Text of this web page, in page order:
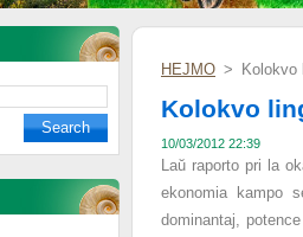
HEJMO > Kolokvo
Kolokvo
10/03/2012 22:39
Laŭ raporto pri la
ekonomia kampo
dominantaj,